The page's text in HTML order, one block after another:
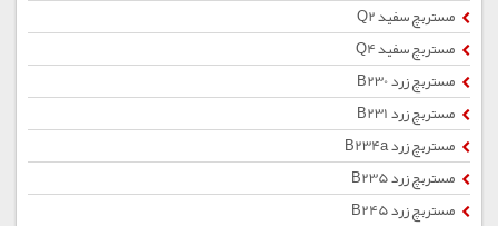
مستربچ سفید Q2
مستربچ سفید Q4
مستربچ زرد B230
مستربچ زرد B231
مستربچ زرد B234a
مستربچ زرد B235
مستربچ زرد B245